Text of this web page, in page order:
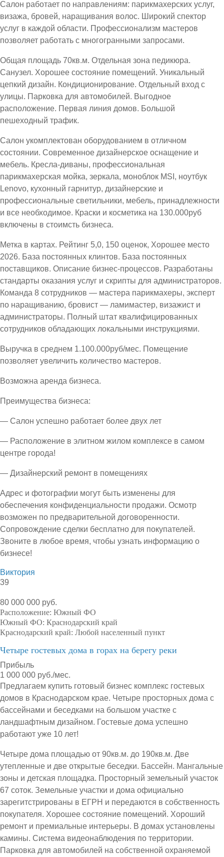
Салон работает по направлениям: парикмахерских услуг,
визажа, бровей, наращивания волос. Широкий спектор
услуг в каждой области. Профессионализм мастеров
позволяет работать с многогранными запросами.
Общая площадь 70кв.м. Отдельная зона педикюра.
Санузел. Хорошее состояние помещений. Уникальный
цепкий дизайн. Кондиционирование. Отдельный вход с
улицы. Парковка для автомобилей. Выгодное
расположение. Первая линия домов. Большой
пешеходный трафик.
Салон укомплектован оборудованием в отличном
состоянии. Современное дизайнерское оснащение и
мебель. Кресла-диваны, профессиональная
парикмахерская мойка, зеркала, моноблок MSI, ноутбук
Lenovo, кухонный гарнитур, дизайнерские и
профессиональные светильники, мебель, принадлежности
и все необходимое. Краски и косметика на 130.000руб
включены в стоимсть бизнеса.
Метка в картах. Рейтинг 5,0, 150 оценок, Хорошее место
2026. База постоянных клинтов. База постоянных
поставщиков. Описание бизнес-процессов. Разработаны
стандарты оказания услуг и скрипты для администраторов.
Команда 8 сотрудников — мастера парикмахеры, эксперт
по наращиванию, бровист — ламимастер, визажист и
администраторы. Полный штат квалифицированных
сотрудников обладающих локальными инструкциями.
Выручка в среднем 1.100.000руб/мес. Помещение
позволяет увеличить количество мастеров.
Возможна аренда бизнеса.
Преимущества бизнеса:
— Салон успешно работает более двух лет
— Расположение в элитном жилом комплексе в самом
центре города!
— Дизайнерский ремонт в помещениях
Адрес и фотографии могут быть изменены для
обеспечения конфиденциальности продажи. Осмотр
возможен по предварительной договоренности.
Сопровождение сделки бесплатно для покупателей.
Звоните в любое время, чтобы узнать информацию о
бизнесе!
Виктория
39
80 000 000 руб.
Расположение: Южный ФО
Южный ФО: Краснодарский край
Краснодарский край: Любой населенный пункт
Четыре гостевых дома в горах на берегу реки
Прибыль
1 000 000 руб./мес.
Предлагаем купить готовый бизнес комплекс гостевых
домов в Краснодарском крае. Четыре просторных дома с
бассейнами и беседками на большом участке с
ландшафтным дизайном. Гостевые дома успешно
работают уже 10 лет!
Четыре дома площадью от 90кв.м. до 190кв.м. Две
утепленные и две открытые беседки. Бассейн. Мангальные
зоны и детская площадка. Просторный земельный участок
67 соток. Земельные участки и дома официально
зарегитстрированы в ЕГРН и передаются в собственность
покупателя. Хорошее состояние помещений. Хороший
ремонт и премиальные интерьеры. В домах установлены
камины. Система видеонаблюдения по территории.
Парковка для автомобилей на собственной охраняемой